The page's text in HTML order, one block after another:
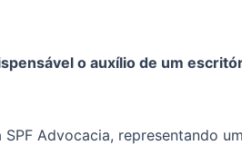
o auxílio de um
Advocacia, representando um